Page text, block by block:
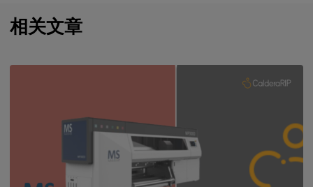
相关文章